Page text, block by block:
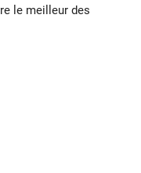
le meilleur des